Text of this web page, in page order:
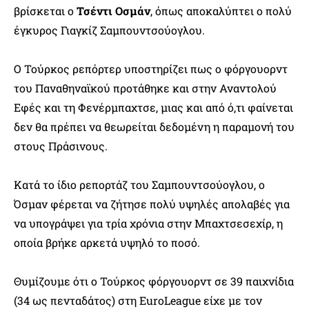
βρίσκεται οΤσέντι Οσμάν, όπως αποκαλύπτει ο πολύ
έγκυρος Γιαγκίζ Σαμπουντσούογλου.
Ο Τούρκος ρεπόρτερ υποστηρίζει πως ο φόργουορντ
του Παναθηναϊκού προτάθηκε και στην Αναντολού
Εφές και τη Φενέρμπαχτσε, μιας και από ό,τι φαίνεται
δεν θα πρέπει να θεωρείται δεδομένη η παραμονή του
στους Πράσινους.
Κατά το ίδιο ρεπορτάζ του Σαμπουντσούογλου, ο
Όσμαν φέρεται να ζήτησε πολύ υψηλές απολαβές για
να υπογράψει για τρία χρόνια στην Μπαχτσεσεχίρ, η
οποία βρήκε αρκετά υψηλό το ποσό.
Θυμίζουμε ότι ο Τούρκος φόργουορντ σε 39 παιχνίδια
(34 ως πενταδάτος) στη EuroLeague είχε με τον